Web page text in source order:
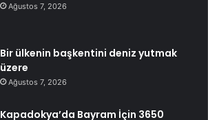
Ağustos 7, 2026
Bir ülkenin başkentini deniz yutmak
üzere
Ağustos 7, 2026
Kapadokya’da Bayram İçin 3650